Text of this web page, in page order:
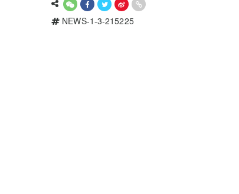
NEWS-1-3-215225